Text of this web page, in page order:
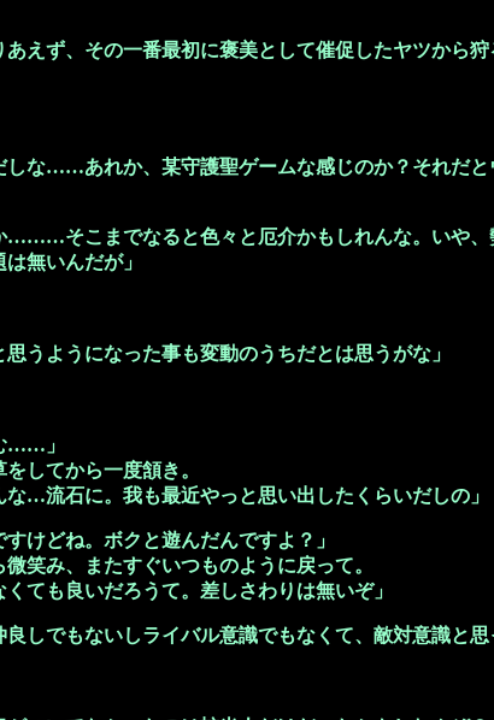
ず、その一番最初に褒美として催促したヤツから狩
しな……あれか、某守護聖ゲームな感じのか？それだと
………そこまでなると色々と厄介かもしれんな。いや、
無いんだが」
うようになった事も変動のうちだとは思うがな」
……」
してから一度頷き。
な…流石に。我も最近やっと思い出したくらいだしの」
けどね。ボクと遊んだんですよ？」
笑み、またすぐいつものように戻って。
くても良いだろうて。差しさわりは無いぞ」
良しでもないしライバル意識でもなくて、敵対意識と